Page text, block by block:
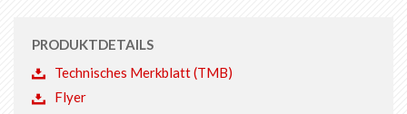
PRODUKTDETAILS
Technisches Merkblatt (TMB)
Flyer